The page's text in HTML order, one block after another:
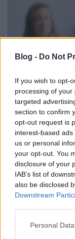
Blog - Do Not
If you wish to opt-
processing of
targeted
section to confirm
opt-out request is
interest-based
us or personal
your opt-out. You
disclosure of your
IAB’s list of
also be disclosed
Downstream
Please note that
Personal
Ezzel a
közösségi
Sáringer Viktória•
Vállalkozóként
hogy a
bejegyzéseid